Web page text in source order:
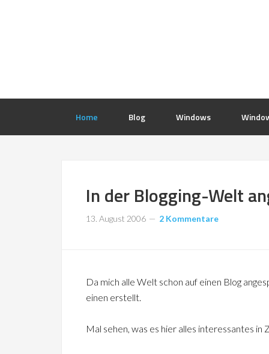
Home Blog Windows
In der Blogging-Welt
13. August 2006 2 Kommentare
Da mich alle Welt schon auf einen Blog
einen erstellt.
Mal sehen, was es hier alles interessantes in